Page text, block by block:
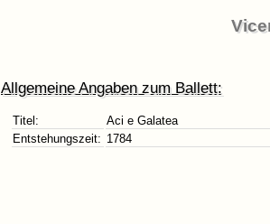
Allgemeine Angaben zum Ballett:
Titel:
Aci e Galatea
Entstehungszeit: 1784